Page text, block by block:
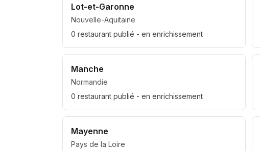
Lot-et-Garonne
Nouvelle-Aquitaine
0 restaurant publié - en enrichissement
Manche
Normandie
0 restaurant publié - en enrichissement
Mayenne
Pays de la Loire